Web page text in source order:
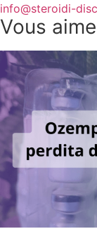
info@steroidi-
Vous